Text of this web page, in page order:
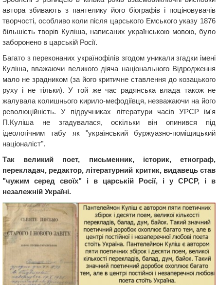
автора збивають з пантелику його біографів і поціновувачів
творчості, особливо коли після царського Емського указу 1876
більшість творів Куліша, написаних українською мовою, було
заборонено в царській Росії.
Багато з переконаних українофілів згодом уникали згадки імені
Куліша, вважаючи великого діяча національного Відродження
мало не зрадником (за його критичне ставлення до козацького
руху і не тільки). У той же час радянська влада також не
жалувала колишнього кирило-мефодіївця, незважаючи на його
революційність. У підручниках літератури часів УРСР ім'я
П.Куліша не згадувалася, оскільки він опинився під
ідеологічним табу як "український буржуазно-поміщицький
націоналіст".
Так великий поет, письменник, історик, етнограф,
перекладач, редактор, літературний критик, видавець став
"чужим серед своїх" і в царській Росії, і у СРСР, і в
незалежній Україні.